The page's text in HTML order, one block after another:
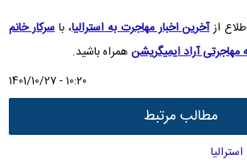
ازآخرین اخبار مهاجرت به استرالیا، باسرکار خانم
آراد ایمیگریشنهمراه باشید.
1401/10/27 - 10:20
مطالب مرتبط